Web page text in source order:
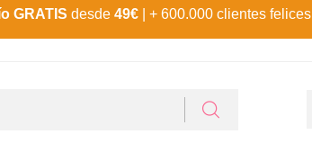
GRATIS desde 49€ | + 600.000 clientes felices